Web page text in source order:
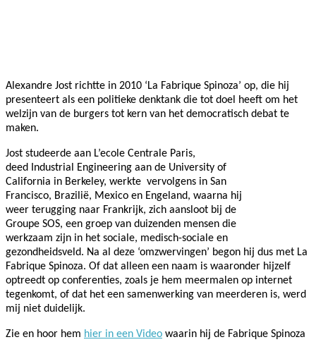
Alexandre Jost richtte in 2010 ‘La Fabrique Spinoza’ op, die hij
presenteert als een politieke denktank die tot doel heeft om het
welzijn van de burgers tot kern van het democratisch debat te
maken.
Jost studeerde aan L’ecole Centrale Paris,
deed Industrial Engineering aan de University of
California in Berkeley, werkte vervolgens in San
Francisco, Brazilië, Mexico en Engeland, waarna hij
weer terugging naar Frankrijk, zich aansloot bij de
Groupe SOS, een groep van duizenden mensen die
werkzaam zijn in het sociale, medisch-sociale en
gezondheidsveld. Na al deze ‘omzwervingen’ begon hij dus met La
Fabrique Spinoza. Of dat alleen een naam is waaronder hijzelf
optreedt op conferenties, zoals je hem meermalen op internet
tegenkomt, of dat het een samenwerking van meerderen is, werd
mij niet duidelijk.
Zie en hoor hem hier in een Video waarin hij de Fabrique Spinoza